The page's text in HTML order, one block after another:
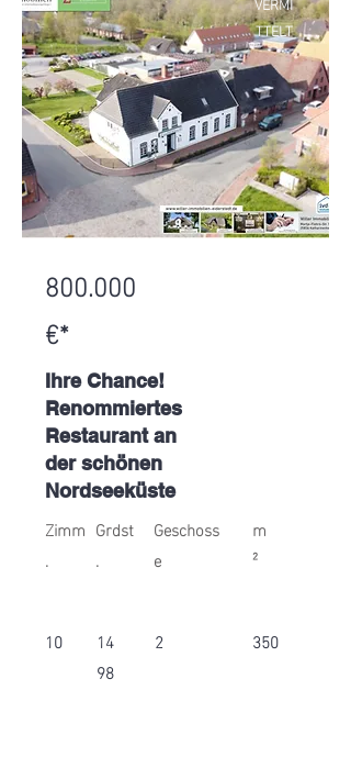
TTELT
800.000
€*
Ihre Chance!
Renommiertes
Restaurant an
der schönen
Nordseeküste
Zimm
.
Grdst
.
Geschoss
e
m
²
10
14
98
2 350